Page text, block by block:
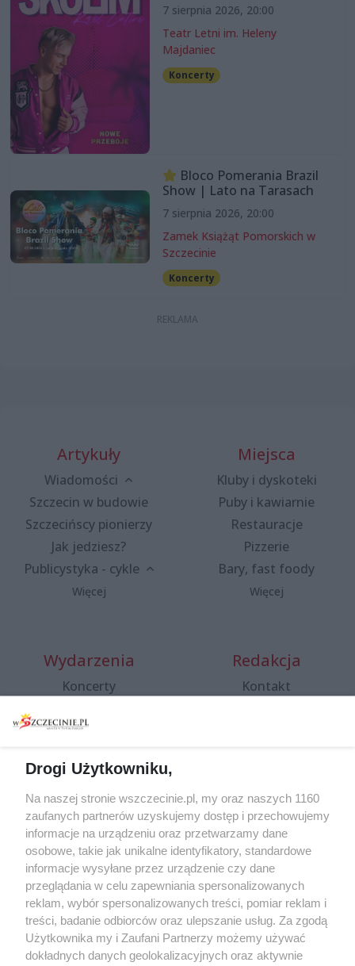
7 sierpnia 2026, 20:00
Teatr Letni im. Heleny
Majdaniec
Koncerty
Bloco Pomerania Brazil
Show | Lato na Tarasach
7 sierpnia 2026, 20:00
Zamek Książąt Pomorskich w
Szczecinie
Koncerty
Artykuły
Wiadomości
Szczecin w budowie
Szczecińscy pionierzy
Jak jedziesz?
Publicystyka - cykle
Więcej
Miejsca
Kluby i dyskoteki
Puby i kawiarnie
Restauracje
Pizzerie
Bary, fast foody
Więcej
Wydarzenia
Koncerty
Spacery i oprowadzania
targi
Wernisaże
Więcej
Redakcja
Kontakt
Specjalny koncert z okazji
20. urodzin portalu
wSzczecinie.pl
Regulamin konkursów
śniadaniówka "Hej
Szczecin! Jest piątek!"
Partnerzy
Drogi Użytkowniku,
Na naszej stronie wszczecinie.pl, my oraz naszych 1160
zaufanych partnerów uzyskujemy dostęp i przechowujemy
informacje na urządzeniu oraz przetwarzamy dane
osobowe, takie jak unikalne identyfikatory, standardowe
informacje wysyłane przez urządzenie czy dane
przeglądania w celu zapewniania spersonalizowanych
reklam, wybór spersonalizowanych treści, pomiar reklam i
treści, badanie odbiorców oraz ulepszanie usług. Za zgodą
Użytkownika my i Zaufani Partnerzy możemy używać
dokładnych danych geolokalizacyjnych oraz aktywnie